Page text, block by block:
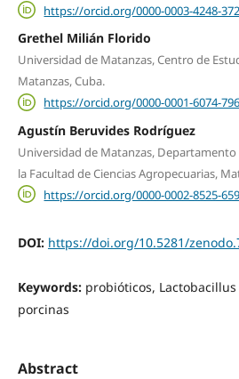
https://orcid.org/0000-0003-4248-
Grethel Milián Florido
Universidad de Matanzas, Centro de
Matanzas, Cuba.
https://orcid.org/0000-0001-6074-
Agustín Beruvides Rodríguez
Universidad de Matanzas,
la Facultad de Ciencias Agropecuarias,
https://orcid.org/0000-0002-8525-
DOI: https://doi.org/10.5281/
Keywords: probióticos,
porcinas
Abstract